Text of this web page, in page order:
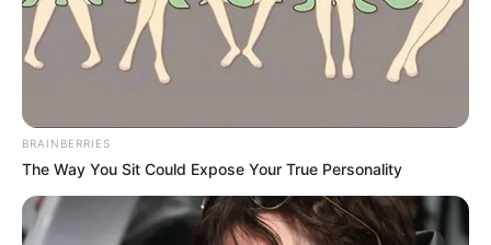
Archivo
'La Segura' confiesa graves problemas de salud por
biopolímeros: vive toda una pesadilla
Por:Natalia Espitia Salazar
Enero 17, 2022
BRAINBERRIES
The Way You Sit Could Expose Your True Personality